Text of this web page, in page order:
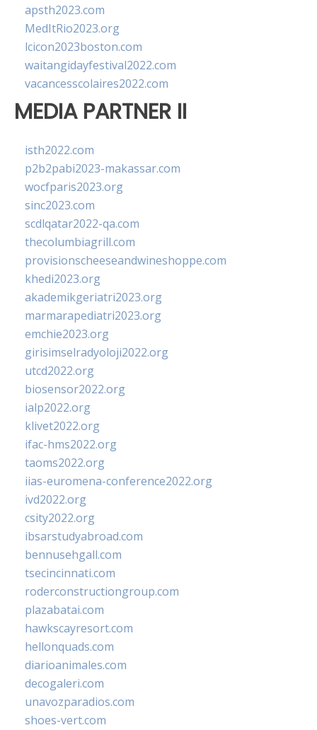
apsth2023.com
MedItRio2023.org
lcicon2023boston.com
waitangidayfestival2022.com
vacancesscolaires2022.com
MEDIA PARTNER II
isth2022.com
p2b2pabi2023-makassar.com
wocfparis2023.org
sinc2023.com
scdlqatar2022-qa.com
thecolumbiagrill.com
provisionscheeseandwineshoppe.com
khedi2023.org
akademikgeriatri2023.org
marmarapediatri2023.org
emchie2023.org
girisimselradyoloji2022.org
utcd2022.org
biosensor2022.org
ialp2022.org
klivet2022.org
ifac-hms2022.org
taoms2022.org
iias-euromena-conference2022.org
ivd2022.org
csity2022.org
ibsarstudyabroad.com
bennusehgall.com
tsecincinnati.com
roderconstructiongroup.com
plazabatai.com
hawkscayresort.com
hellonquads.com
diarioanimales.com
decogaleri.com
unavozparadios.com
shoes-vert.com